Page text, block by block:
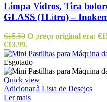
Limpa Vidros, Tira
GLASS (1Litro) –
€15.50 O preço original era:
€13.99.
Esgotado
Quick view
Adicionar à Lista de Desejos
Ler mais